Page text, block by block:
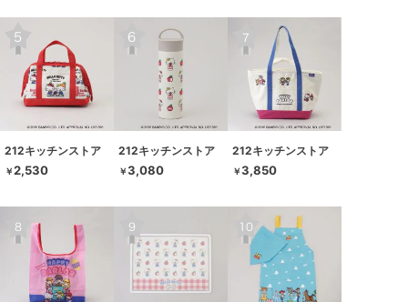
212キッチンストア
￥2,530
212キッチンストア
￥3,080
212キッチンストア
￥3,850